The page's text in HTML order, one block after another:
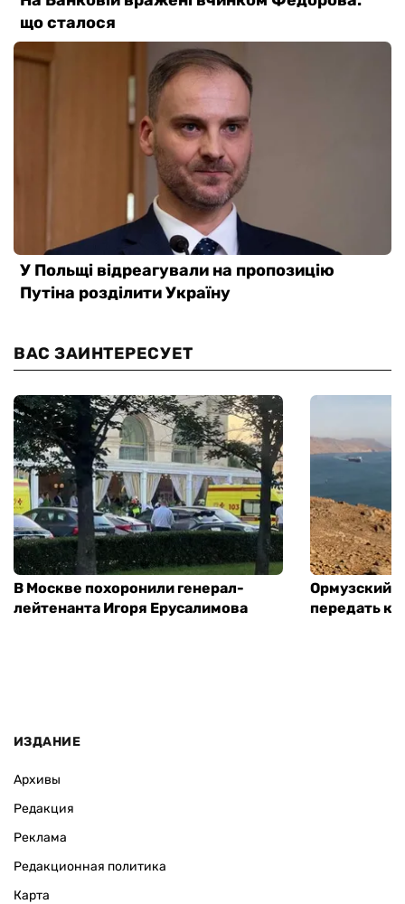
ВАС ЗАИНТЕРЕСУЕТ
В Москве похоронили генерал-
лейтенанта Игоря Ерусалимова
Ормузский
передать
ИЗДАНИЕ
Архивы
Редакция
Реклама
Редакционная политика
Карта